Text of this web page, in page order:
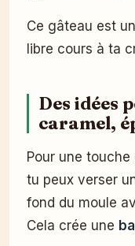
Ce gâteau est
libre cours à ta
Des idées
caramel,
Pour une
tu peux verser
fond du moule
Cela crée une